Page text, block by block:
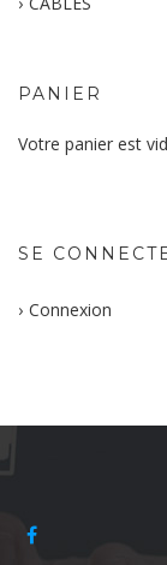
PANIER
Votre panier est
SE
Connexion